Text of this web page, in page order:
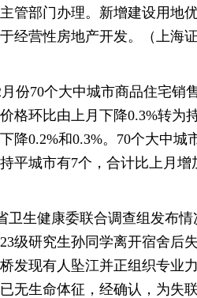
管部门办理。新增建设用地
经营性房地产开发。（上海
份70个大中城市商品住宅销
格环比由上月下降0.3%转为
降0.2%和0.3%。70个大中城
平城市有7个，合计比上月
卫生健康委联合调查组发布情
级研究生孙同学离开宿舍后
发现有人坠江并正组织专业
无生命体征，经确认，为失